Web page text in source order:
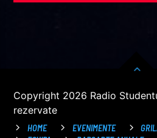
Copyright 2026 Radio
rezervate
HOME EVENIMENTE